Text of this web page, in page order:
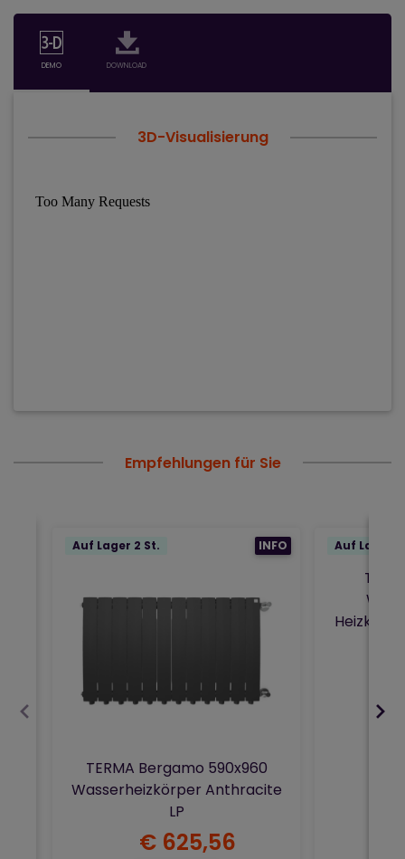
DEMO DOWNLOAD
3D-Visualisierung
Empfehlungen für Sie
Auf Lager 2 St. INFO
TERMA Bergamo 590x960
Wasserheizkörper Anthracite
LP
€ 625,56
Auf Lager